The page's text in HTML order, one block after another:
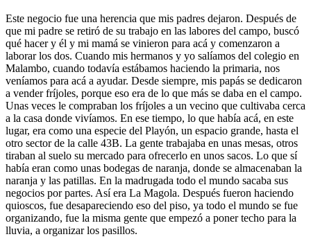
Este negocio fue una herencia que mis padres dejaron. Después de
que mi padre se retiró de su trabajo en las labores del campo, buscó
qué hacer y él y mi mamá se vinieron para acá y comenzaron a
laborar los dos. Cuando mis hermanos y yo salíamos del colegio en
Malambo, cuando todavía estábamos haciendo la primaria, nos
veníamos para acá a ayudar. Desde siempre, mis papás se dedicaron
a vender fríjoles, porque eso era de lo que más se daba en el campo.
Unas veces le compraban los fríjoles a un vecino que cultivaba cerca
a la casa donde vivíamos. En ese tiempo, lo que había acá, en este
lugar, era como una especie del Playón, un espacio grande, hasta el
otro sector de la calle 43B. La gente trabajaba en unas mesas, otros
tiraban al suelo su mercado para ofrecerlo en unos sacos. Lo que sí
había eran como unas bodegas de naranja, donde se almacenaban la
naranja y las patillas. En la madrugada todo el mundo sacaba sus
negocios por partes. Así era La Magola. Después fueron haciendo
quioscos, fue desapareciendo eso del piso, ya todo el mundo se fue
organizando, fue la misma gente que empezó a poner techo para la
lluvia, a organizar los pasillos.